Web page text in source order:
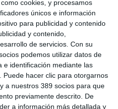
cookies, y procesamos
únicos e información
para publicidad y contenido
y contenido,
de servicios. Con su
podemos utilizar datos de
e identificación mediante las
Puede hacer clic para otorgarnos
a nuestros 389 socios para que
previamente descrito. De
a información más detallada y
sido conocer de primera mano
que agrupan las
además de las
colegiados, especialmente
o la planificación
y GRATIS noticias como